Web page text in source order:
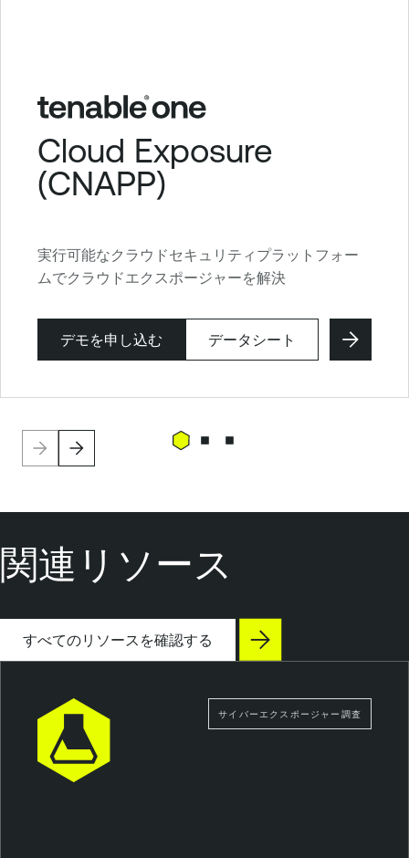
Cloud Exposure
(CNAPP)
実行可能なクラウドセキュリティプラットフォー
ムでクラウドエクスポージャーを解決
デモを申し込む データシート
関連リソース
すべてのリソースを確認する
サイバーエクスポージャー調査